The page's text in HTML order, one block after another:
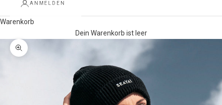
ANMELDEN
Warenkorb
Dein Warenkorb ist leer
Bild vergrößern